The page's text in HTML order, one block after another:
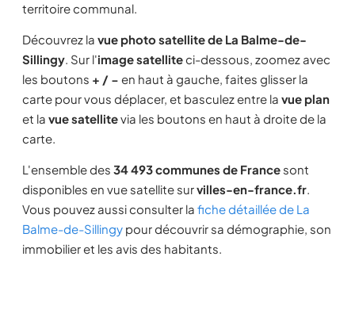
territoire communal.
Découvrez la vue photo satellite de La Balme-de-
Sillingy. Sur l'image satelliteci-dessous, zoomez avec
les boutons + / − en haut à gauche, faites glisser la
carte pour vous déplacer, et basculez entre la vue plan
et la vue satellitevia les boutons en haut à droite de la
carte.
L'ensemble des 34 493 communes de France sont
disponibles en vue satellite survilles-en-france.fr.
Vous pouvez aussi consulter la fiche détaillée de La
Balme-de-Sillingy pour découvrir sa démographie, son
immobilier et les avis des habitants.